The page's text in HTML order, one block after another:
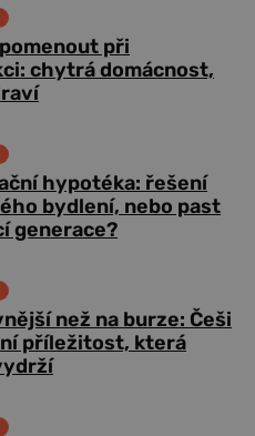
při
chytrá domácnost,
hypotéka: řešení
bydlení, nebo past
generace?
než na burze: Češi
příležitost, která